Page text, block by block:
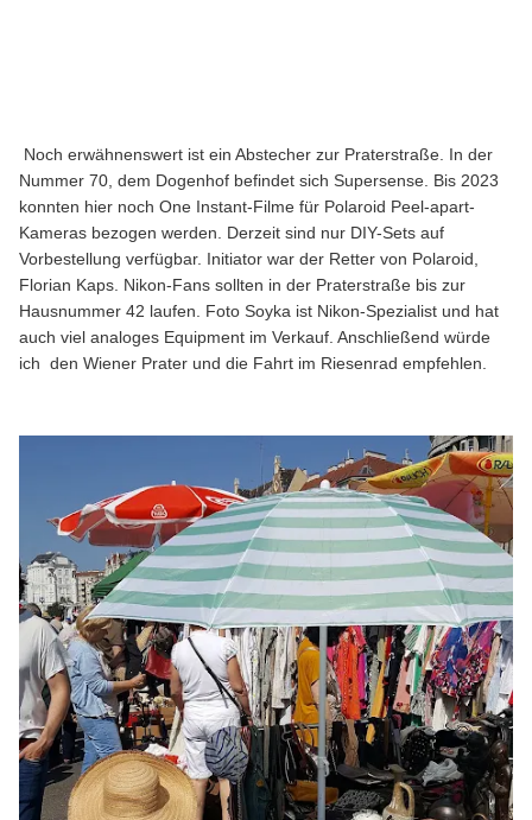
Noch erwähnenswert ist ein Abstecher zur Praterstraße. In der
Nummer 70, dem Dogenhof befindet sich Supersense. Bis 2023
konnten hier noch One Instant-Filme für Polaroid Peel-apart-
Kameras bezogen werden. Derzeit sind nur DIY-Sets auf
Vorbestellung verfügbar. Initiator war der Retter von Polaroid,
Florian Kaps. Nikon-Fans sollten in der Praterstraße bis zur
Hausnummer 42 laufen. Foto Soyka ist Nikon-Spezialist und hat
auch viel analoges Equipment im Verkauf. Anschließend würde
ich den Wiener Prater und die Fahrt im Riesenrad empfehlen.